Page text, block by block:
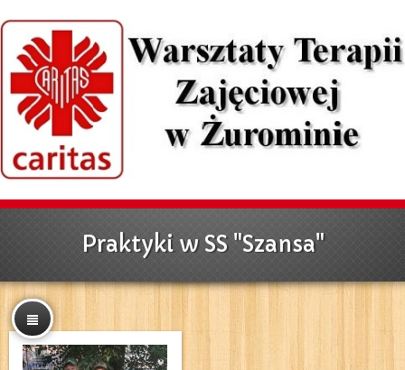
Praktyki w SS "Szansa"